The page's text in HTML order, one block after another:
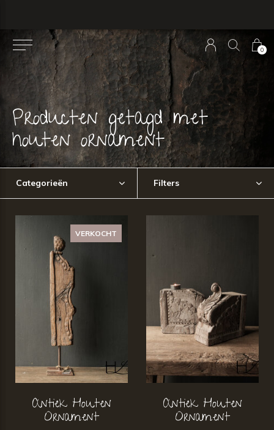
0
Producten getagd met
houten ornament
Categorieën Filters
VERKOCHT
Antiek Houten
Ornament
Antiek Houten
Ornament